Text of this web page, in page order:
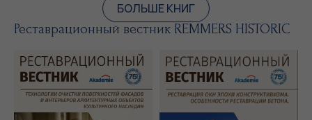
БОЛЬШЕ КНИГ
Реставрационный вестник REMMERS HISTORIC